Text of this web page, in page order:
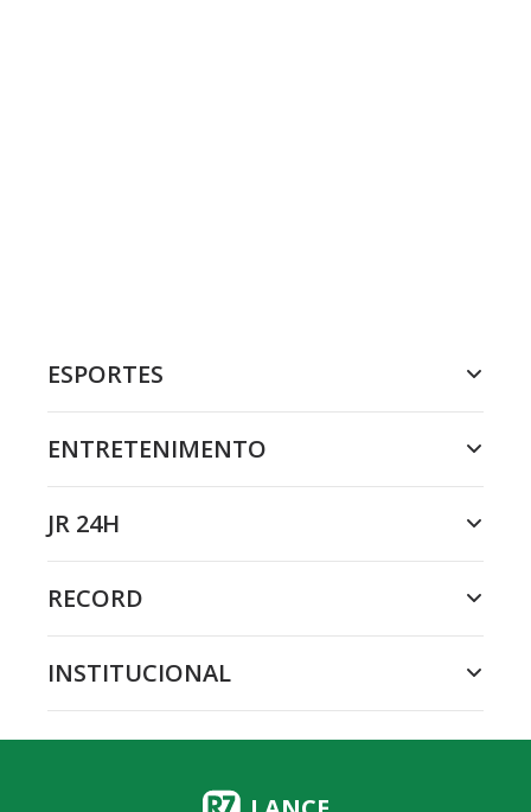
ESPORTES
ENTRETENIMENTO
JR 24H
RECORD
INSTITUCIONAL